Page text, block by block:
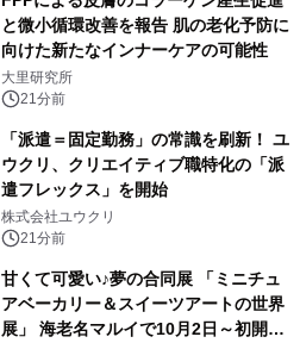
と微小循環改善を報告 肌の老化予防に
向けた新たなインナーケアの可能性
大里研究所
21分前
「派遣＝固定勤務」の常識を刷新！ ユ
ウクリ、クリエイティブ職特化の「派
遣フレックス」を開始
株式会社ユウクリ
21分前
甘くて可愛い♪夢の合同展 「ミニチュ
アベーカリー＆スイーツアートの世界
展」 海老名マルイで10月2日～初開